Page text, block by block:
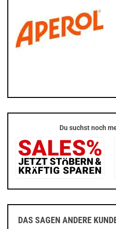
Du suchst noch
DAS SAGEN ANDERE